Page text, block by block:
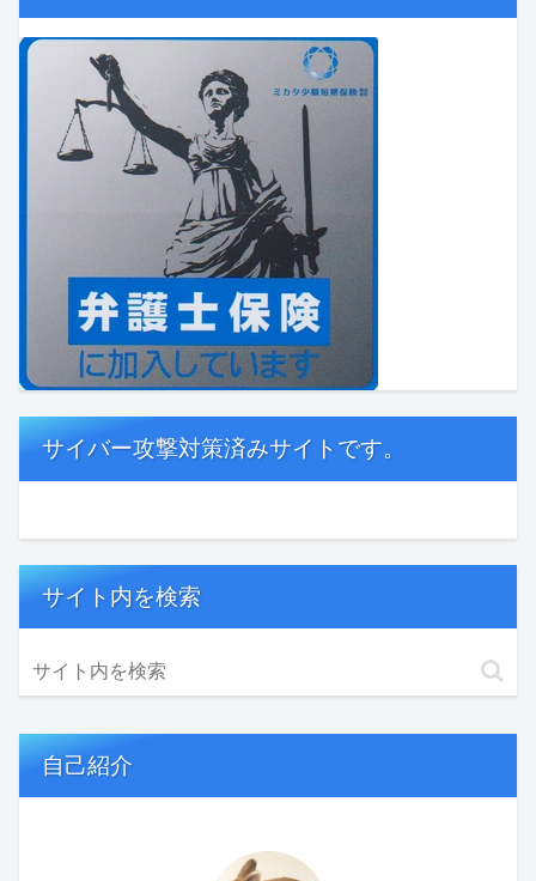
サイバー攻撃対策済みサイトです。
サイト内を検索
自己紹介